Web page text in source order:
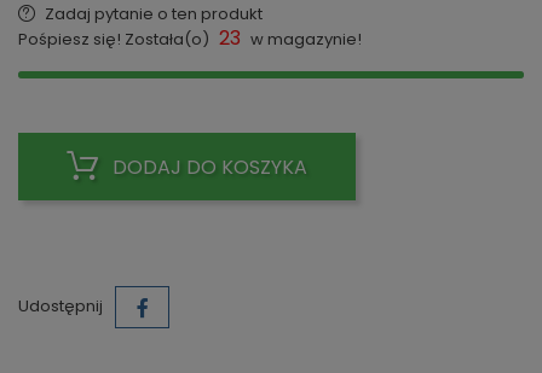
Zadaj pytanie o ten produkt
Pośpiesz się! Została(o) 23 w magazynie!
DODAJ DO KOSZYKA
Udostępnij